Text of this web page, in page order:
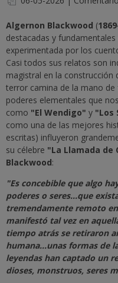
Algernon Blackwood (
destacadas y
experimentada por los
Casi todos sus relatos son
magistral en la construcción
terror camina de la mano de
poderes elementales que
como "El Wendigo" y "Los
como una de las mejores
escritas) influyeron
su célebre "La Llamada de
Blackwood:
"Es concebible que algo
poderes o seres...que
tremendamente remoto
manifestó tal vez en
tiempo atrás se retiraron
humana...unas formas de
leyendas han captado un
dioses, monstruos, seres